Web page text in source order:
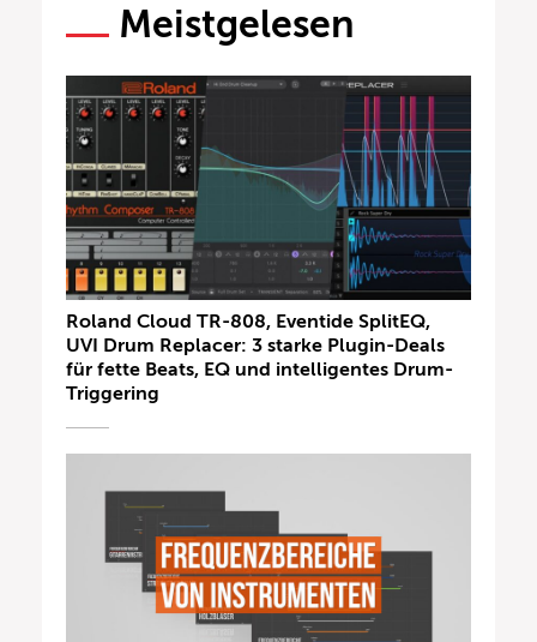
Meistgelesen
Roland Cloud TR-808, Eventide SplitEQ,
UVI Drum Replacer: 3 starke Plugin-Deals
für fette Beats, EQ und intelligentes Drum-
Triggering